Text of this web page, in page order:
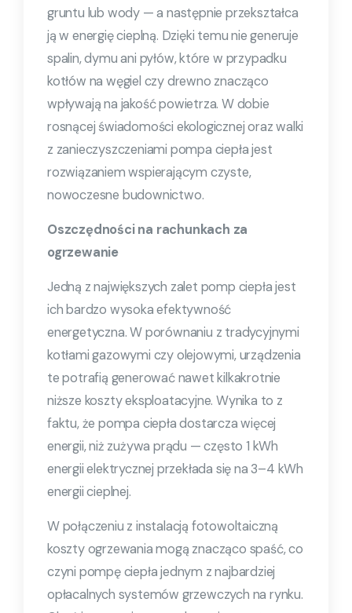
gruntu lub wody — a następnie przekształca
ją w energię cieplną. Dzięki temu nie generuje
spalin, dymu ani pyłów, które w przypadku
kotłów na węgiel czy drewno znacząco
wpływają na jakość powietrza. W dobie
rosnącej świadomości ekologicznej oraz walki
z zanieczyszczeniami pompa ciepła jest
rozwiązaniem wspierającym czyste,
nowoczesne budownictwo.
Oszczędności na rachunkach za
ogrzewanie
Jedną z największych zalet pomp ciepła jest
ich bardzo wysoka efektywność
energetyczna. W porównaniu z tradycyjnymi
kotłami gazowymi czy olejowymi, urządzenia
te potrafią generować nawet kilkakrotnie
niższe koszty eksploatacyjne. Wynika to z
faktu, że pompa ciepła dostarcza więcej
energii, niż zużywa prądu — często 1 kWh
energii elektrycznej przekłada się na 3–4 kWh
energii cieplnej.
W połączeniu z instalacją fotowoltaiczną
koszty ogrzewania mogą znacząco spaść, co
czyni pompę ciepła jednym z najbardziej
opłacalnych systemów grzewczych na rynku.